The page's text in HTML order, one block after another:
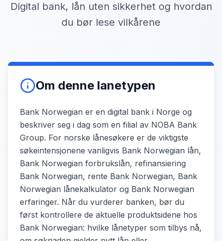
Digital bank, lån uten sikkerhet og hvordan
du bør lese vilkårene
Om denne lanetypen
Bank Norwegian er en digital bank i Norge og
beskriver seg i dag som en filial av NOBA Bank
Group. For norske lånesøkere er de viktigste
søkeintensjonene vanligvis Bank Norwegian lån,
Bank Norwegian forbrukslån, refinansiering
Bank Norwegian, rente Bank Norwegian, Bank
Norwegian lånekalkulator og Bank Norwegian
erfaringer. Når du vurderer banken, bør du
først kontrollere de aktuelle produktsidene hos
Bank Norwegian: hvilke lånetyper som tilbys nå,